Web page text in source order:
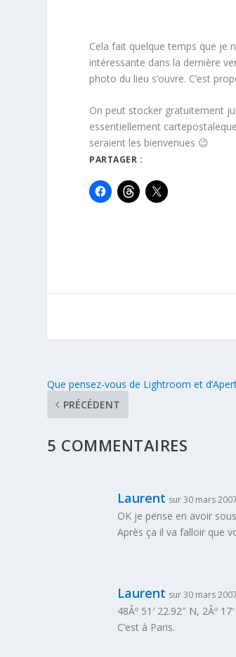
Cela fait quelque temps que je
intéressante dans la dernière
photo du lieu s’ouvre. C’est
On peut stocker gratuitement
essentiellement
seraient les bienvenues 😉
PARTAGER :
Que pensez-vous de Lightroom et
PRÉCÉDENT
5 COMMENTAIRES
Laurent sur 30 mars
OK je pense en avoir
Après ça il va falloir que
Laurent sur 30 mars
48Âº 51′ 22.92″ N, 2Âº
C’est à Paris.